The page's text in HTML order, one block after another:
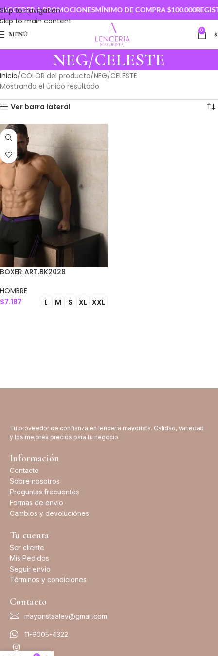
Skip to navigation
Skip to main content
A PROMOCIONESMÍNIMO DE COMPRA $100.000
MENÚ 0 $
NEG/CELESTE
Inicio COLOR del producto NEG/CELESTE
Mostrando el único resultado
Ver barra lateral
BOXER ART.BK2028
HOMBRE
$7.187 L M S XL XXL
Tu proveedor de confianza en lencería mayorista. Calidad, variedad
y los mejores precios para tu negocio.
Información
Contacto
Sobre nosotros
Preguntas frecuentes
Formas de envío
Cambios y devoluciónes
Tu cuenta
Ser cliente
Mis Pedidos
Seguir envio
Términos y condiciones
Contacto
mayoristaalev@gmail.com
11-6005-4322